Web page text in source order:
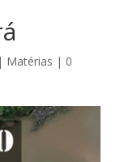
| Matérias | 0